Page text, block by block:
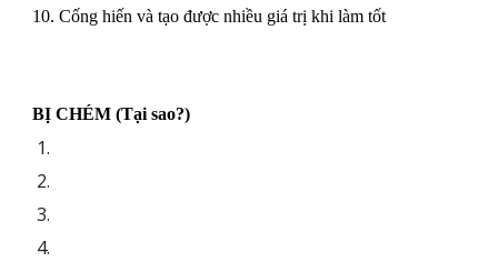
10. Cống hiến và tạo được nhiều giá trị khi làm tốt
BỊ CHÉM (Tại sao?)